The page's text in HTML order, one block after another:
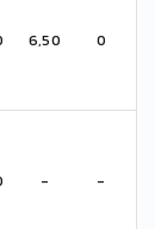
6,50 0
- -